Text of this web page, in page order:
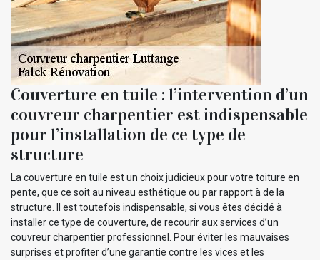
Couverture en tuile : l’intervention d’un
couvreur charpentier est indispensable
pour l’installation de ce type de
structure
La couverture en tuile est un choix judicieux pour votre toiture en
pente, que ce soit au niveau esthétique ou par rapport à de la
structure. Il est toutefois indispensable, si vous êtes décidé à
installer ce type de couverture, de recourir aux services d’un
couvreur charpentier professionnel. Pour éviter les mauvaises
surprises et profiter d’une garantie contre les vices et les